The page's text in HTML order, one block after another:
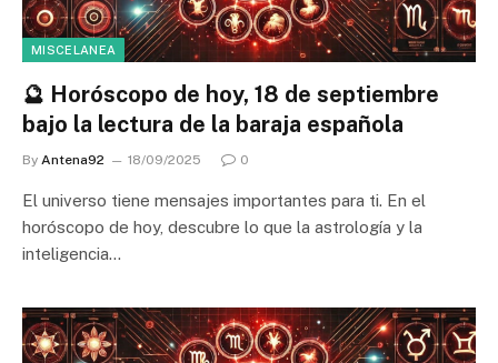
MISCELANEA
🔮 Horóscopo de hoy, 18 de septiembre
bajo la lectura de la baraja española
By Antena92 18/09/2025 0
El universo tiene mensajes importantes para ti. En el
horóscopo de hoy, descubre lo que la astrología y la
inteligencia…